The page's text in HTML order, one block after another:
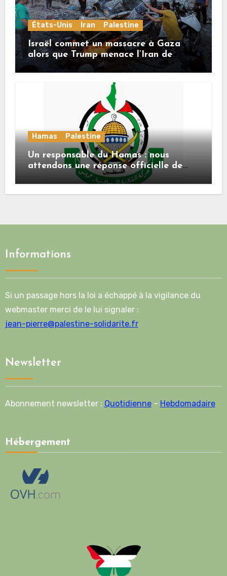
États-Unis Iran Palestine
Israël commet un massacre à Gaza
alors que Trump menace l’Iran de
«décapitation»
Hamas Palestine
Un responsable du Hamas : nous
attendons une réponse officielle de
Mladenov concernant la feuille de
route de la deuxième phase de l’accord
Informations
Si un passage hors la loi a échappé à la vigilance du
webmaster merci de le lui signaler :
jean-pierre@palestine-solidarite.fr
Newsletter
Abonnement newsletter : Quotidienne– Hebdomadaire
Hébergement